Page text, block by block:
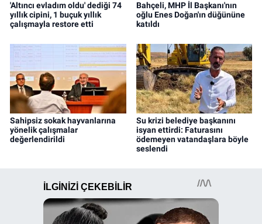
'Altıncı evladım oldu' dediği 74
yıllık cipini, 1 buçuk yıllık
çalışmayla restore etti
Bahçeli, MHP İl Başkanı'nın
oğlu Enes Doğan'ın düğününe
katıldı
Sahipsiz sokak hayvanlarına
yönelik çalışmalar
değerlendirildi
Su krizi belediye başkanını
isyan ettirdi: Faturasını
ödemeyen vatandaşlara böyle
seslendi